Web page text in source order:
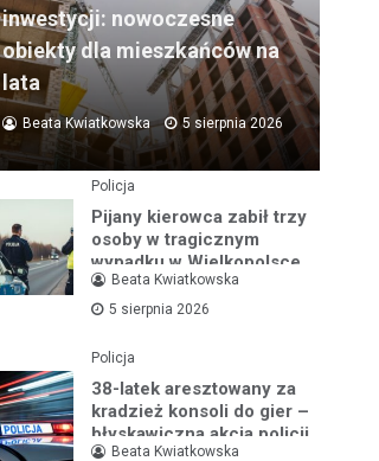
inwestycji: nowoczesne
obiekty dla mieszkańców na
lata
Beata Kwiatkowska 5 sierpnia 2026
Policja
Pijany kierowca zabił trzy
osoby w tragicznym
wypadku w Wielkopolsce
Beata Kwiatkowska
5 sierpnia 2026
Policja
38-latek aresztowany za
kradzież konsoli do gier –
błyskawiczna akcja policji
Beata Kwiatkowska